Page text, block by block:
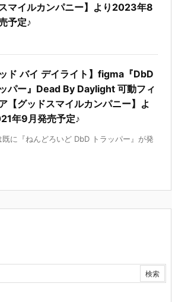
マイルカンパニー】より2023年8
予定♪
ッド バイ デイライト】figma『DbD
パー』Dead By Daylight 可動フィ
【グッドスマイルカンパニー】よ
年9月発売予定♪
に『ねんどろいど DbD トラッパー』が発